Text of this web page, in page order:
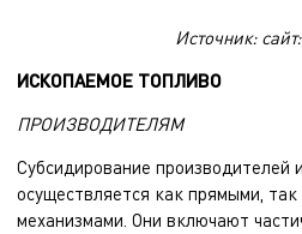
Источник:
ИСКОПАЕМОЕ ТОПЛИВО
ПРОИЗВОДИТЕЛЯМ
Субсидирование производителей
осуществляется как прямыми,
механизмами. Они включают